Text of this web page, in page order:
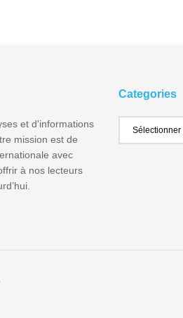
et d'informations
mission est de
avec
à nos lecteurs
Categories